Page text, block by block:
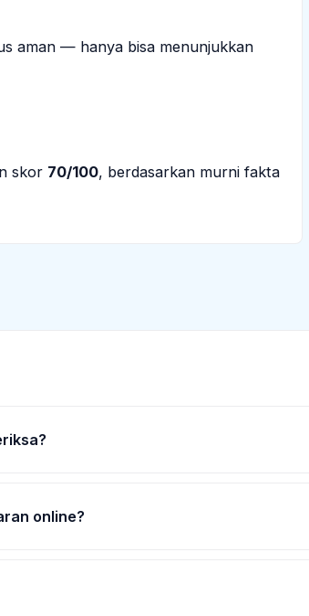
aman — hanya bisa menunjukkan
skor 70/100, berdasarkan murni fakta
online?